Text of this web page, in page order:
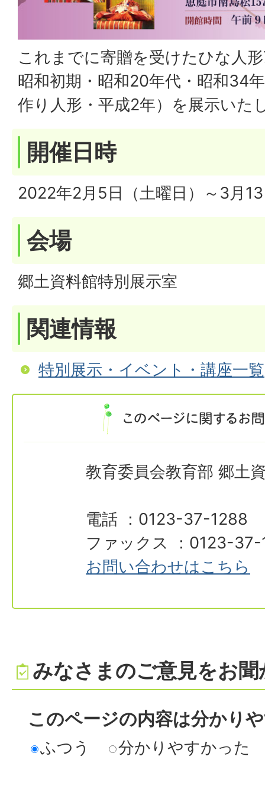
これまでに寄贈を受けたひな人
昭和初期・昭和20年代・昭和34
作り人形・平成2年）を展示いた
開催日時
2022年2月5日（土曜日）～3月
会場
郷土資料館特別展示室
関連情報
特別展示・イベント・講座一覧
教育委員会教育部 郷土
電話 ：0123-37-1288
ファックス ：0123-
お問い合わせはこちら
みなさまのご意見をお
このページの内容は分かり
ふつう 分かりやすかった